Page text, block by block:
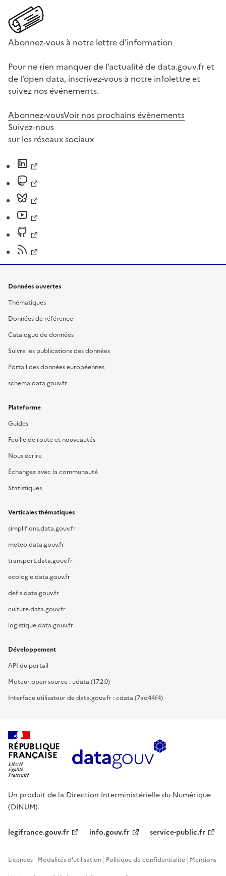
Abonnez-vous à notre lettre d'information
Pour ne rien manquer de l’actualité de data.gouv.fr et
de l’open data, inscrivez-vous à notre infolettre et
suivez nos événements.
Abonnez-vousVoir nos prochains évènements
Suivez-nous
sur les réseaux sociaux
Données ouvertes
Thématiques
Données de référence
Catalogue de données
Suivre les publications des données
Portail des données européennes
schema.data.gouv.fr
Plateforme
Guides
Feuille de route et nouveautés
Nous écrire
Échangez avec la communauté
Statistiques
Verticales thématiques
simplifions.data.gouv.fr
meteo.data.gouv.fr
transport.data.gouv.fr
ecologie.data.gouv.fr
defis.data.gouv.fr
culture.data.gouv.fr
logistique.data.gouv.fr
Développement
API du portail
Moteur open source : udata (17.2.0)
Interface utilisateur de data.gouv.fr : cdata (7ad44f4)
RÉPUBLIQUE
FRANÇAISE
Un produit de la Direction Interministérielle du Numérique
(DINUM).
legifrance.gouv.fr info.gouv.fr service-public.fr
Licences Modalités d'utilisation Politique de confidentialité Mentions